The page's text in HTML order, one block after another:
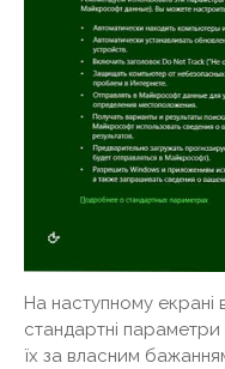
На наступному
стандартні
їх за власним